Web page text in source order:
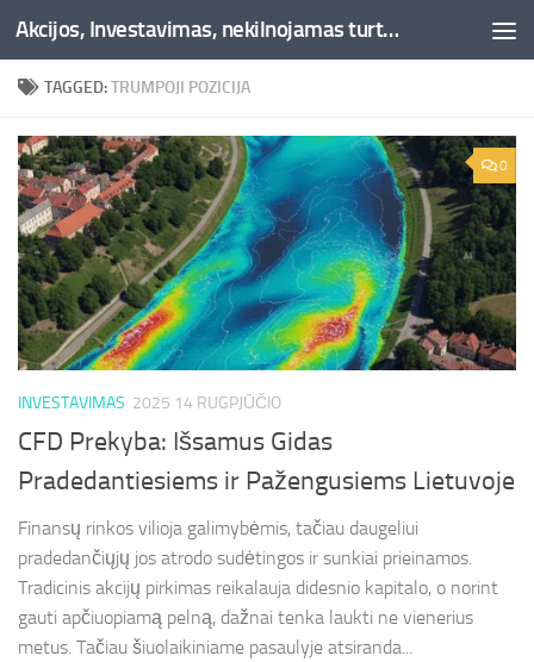
Skip to content Akcijos, Investavimas, nekilnojamas turtas, kriptovaliutos - Besociai.lt
TAGGED:TRUMPOJI POZICIJA
0
INVESTAVIMAS 2025 14 RUGPJŪČIO
CFD Prekyba: Išsamus Gidas
Pradedantiesiems ir Pažengusiems Lietuvoje
Finansų rinkos vilioja galimybėmis, tačiau daugeliui
pradedančiųjų jos atrodo sudėtingos ir sunkiai prieinamos.
Tradicinis akcijų pirkimas reikalauja didesnio kapitalo, o norint
gauti apčiuopiamą pelną, dažnai tenka laukti ne vienerius
metus. Tačiau šiuolaikiniame pasaulyje atsiranda...